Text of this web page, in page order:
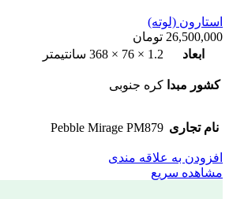
استارون (لوته)
26,500,000 تومان
ابعاد
1.2 × 76 × 368 سانتیمتر
کشور مبدا کره جنوبی
نام تجاری Pebble Mirage PM879
افزودن به علاقه مندی
مشاهده سریع